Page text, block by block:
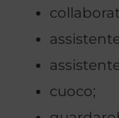
cuoco;